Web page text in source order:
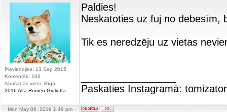
Pievienojies: 13 Sep 2015
Komentāri: 106
Atrašanās vieta: Rīga
2016 Alfa-Romeo Giulietta
Paldies!
Neskatoties uz fuj no debesīm,
Tik es neredzēju uz vietas
Paskaties Instagramā:
Mon May 06, 2019 1:49 pm